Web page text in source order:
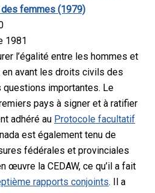
des femmes (1979)
1981
l’égalité entre les hommes et
avant les droits civils des
questions importantes. Le
pays à signer et à ratifier
adhéré au Protocole facultatif
est également tenu de
fédérales et provinciales
œuvre la CEDAW, ce qu’il a fait
rapports conjoints. Il a